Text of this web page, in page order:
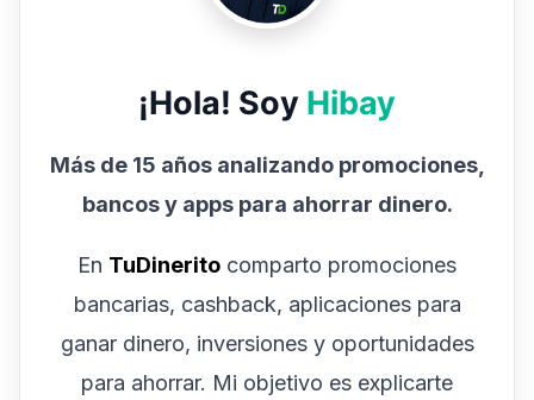
¡Hola! Soy Hibay
Más de 15 años analizando promociones,
bancos y apps para ahorrar dinero.
En TuDinerito comparto promociones
bancarias, cashback, aplicaciones para
ganar dinero, inversiones y oportunidades
para ahorrar. Mi objetivo es explicarte